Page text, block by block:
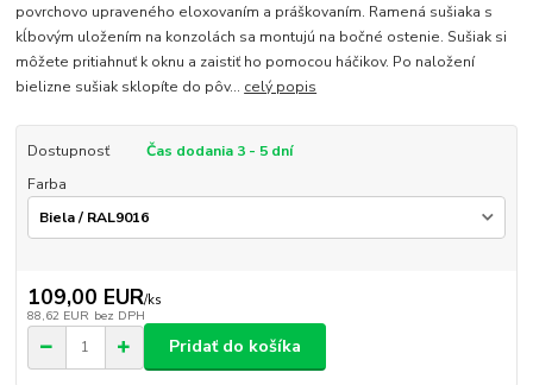
povrchovo upraveného eloxovaním a práškovaním. Ramená sušiaka s
kĺbovým uložením na konzolách sa montujú na bočné ostenie. Sušiak si
môžete pritiahnuť k oknu a zaistiť ho pomocou háčikov. Po naložení
bielizne sušiak sklopíte do pôv... celý popis
Dostupnosť
Čas dodania 3 - 5 dní
Farba
109,00 EUR/ks
88,62 EUR bez DPH
Pridať do košíka